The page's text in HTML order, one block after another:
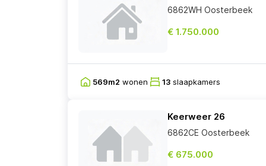
6862WH Oosterbeek
€ 1.750.000
569m2 wonen 13 slaapkamers
Keerweer 26
6862CE Oosterbeek
€ 675.000